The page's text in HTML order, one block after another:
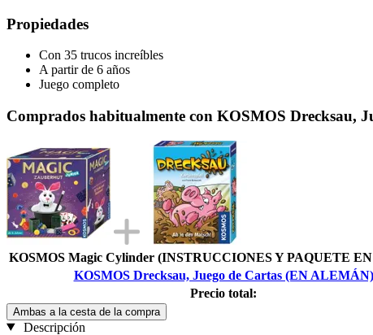
Propiedades
Con 35 trucos increíbles
A partir de 6 años
Juego completo
Comprados habitualmente con KOSMOS Drecksau,
KOSMOS Magic Cylinder (INSTRUCCIONES Y PAQUETE
KOSMOS Drecksau, Juego de Cartas (EN ALEMÁN)
Precio total:
Ambas a la cesta de la compra
Descripción